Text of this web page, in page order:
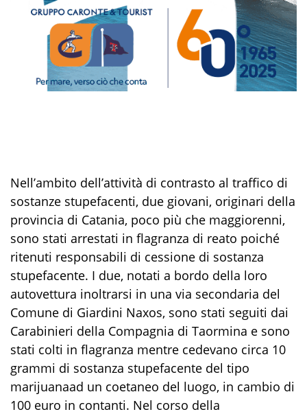
Nell’ambito dell’attività di contrasto al traffico di
sostanze stupefacenti, due giovani, originari della
provincia di Catania, poco più che maggiorenni,
sono stati arrestati in flagranza di reato poiché
ritenuti responsabili di cessione di sostanza
stupefacente. I due, notati a bordo della loro
autovettura inoltrarsi in una via secondaria del
Comune di Giardini Naxos, sono stati seguiti dai
Carabinieri della Compagnia di Taormina e sono
stati colti in flagranza mentre cedevano circa 10
grammi di sostanza stupefacente del tipo
marijuanaad un coetaneo del luogo, in cambio di
100 euro in contanti. Nel corso della